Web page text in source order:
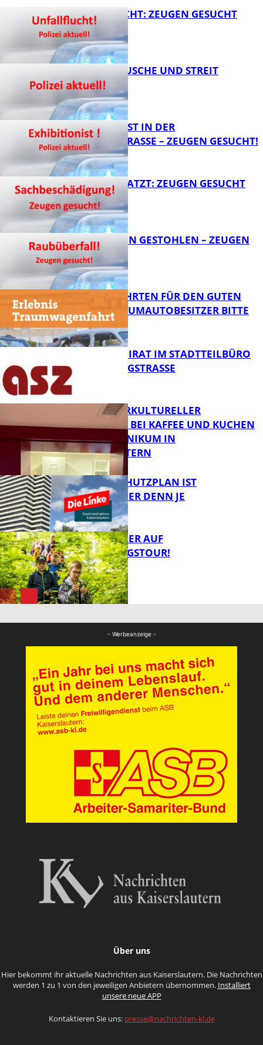
UNFALLFLUCHT: ZEUGEN GESUCHT
KNALLGERÄUSCHE UND STREIT
EXHIBITIONIST IN DER
VELMANNSTRASSE – ZEUGEN GESUCHT!
AUTO ZERKRATZT: ZEUGEN GESUCHT
FB News
TEURE KETTEN GESTOHLEN – ZEUGEN
GESUCHT!
FB News
SPENDENFAHRTEN FÜR DEN GUTEN
ZWECK – TRAUMAUTOBESITZER BITTE
MELDEN!
FB News
SENIORENBEIRAT IM STADTTEILBÜRO
IN DER KÖNIGSTRASSE
FB Gesundheit
NEUER INTERKULTURELLER
TREFFPUNKT BEI KAFFEE UND KUCHEN
IM PFALZKLINIKUM IN
KAISERSLAUTERN
FB News
EIN HITZESCHUTZPLAN IST
NOTWENDIGER DENN JE
MIT DEM JÄGER AUF
ENTDECKUNGSTOUR!
- Werbeanzeige -
Über uns
Hier bekommt ihr aktuelle Nachrichten aus Kaiserslautern. Die Nachrichten
werden 1 zu 1 von den jeweiligen Anbietern übernommen. Installiert
unsere neue APP
Kontaktieren Sie uns: presse@nachrichten-kl.de